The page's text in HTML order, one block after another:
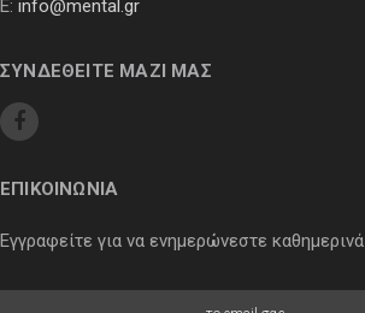
E: info@mental.gr
ΣΥΝΔΕΘΕΙΤΕ ΜΑΖΙ ΜΑΣ
ΕΠΙΚΟΙΝΩΝΙΑ
Εγγραφείτε για να ενημερώνεστε καθημερινά